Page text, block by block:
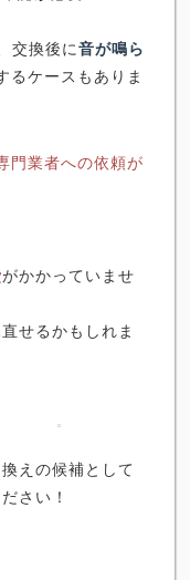
交換後に音が鳴ら
るケースもありま
門業者への依頼が
がかかっていませ
せるかもしれま
えの候補として
さい！